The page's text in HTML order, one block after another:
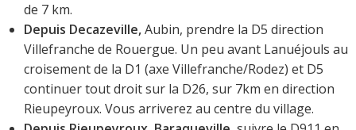
de 7 km.
Depuis Decazeville,Aubin, prendre la D5 direction
Villefranche de Rouergue. Un peu avant Lanuéjouls au
croisement de la D1 (axe Villefranche/Rodez) et D5
continuer tout droit sur la D26, sur 7km en direction
Rieupeyroux. Vous arriverez au centre du village.